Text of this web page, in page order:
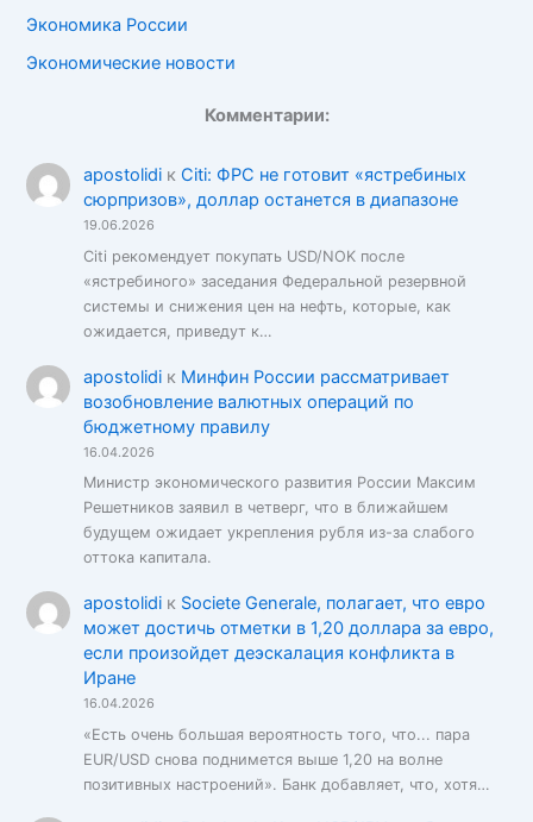
Экономика России
Экономические новости
Комментарии:
apostolidiк Citi: ФРС не готовит «ястребиных
сюрпризов», доллар останется в диапазоне
19.06.2026
Citi рекомендует покупать USD/NOK после
«ястребиного» заседания Федеральной резервной
системы и снижения цен на нефть, которые, как
ожидается, приведут к…
apostolidiк Минфин России рассматривает
возобновление валютных операций по
бюджетному правилу
16.04.2026
Министр экономического развития России Максим
Решетников заявил в четверг, что в ближайшем
будущем ожидает укрепления рубля из-за слабого
оттока капитала.
apostolidiк Societe Generale, полагает, что евро
может достичь отметки в 1,20 доллара за евро,
если произойдет деэскалация конфликта в
Иране
16.04.2026
«Есть очень большая вероятность того, что... пара
EUR/USD снова поднимется выше 1,20 на волне
позитивных настроений». Банк добавляет, что, хотя…